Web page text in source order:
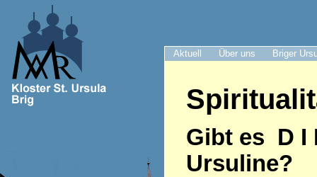
Aktuell Über uns Briger
Gibt es D I
Ursuline?